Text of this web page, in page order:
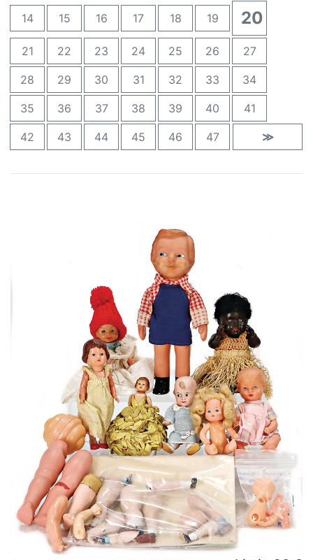
14 15 16 17 18 19 20
21 22 23 24 25 26 27
28 29 30 31 32 33 34
35 36 37 38 39 40 41
42 43 44 45 46 47 ≫